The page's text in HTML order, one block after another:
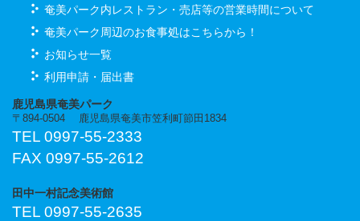
奄美パーク内レストラン・売店等の営業時間について
奄美パーク周辺のお食事処はこちらから！
お知らせ一覧
利用申請・届出書
鹿児島県奄美パーク
〒894-0504 鹿児島県奄美市笠利町節田1834
TEL 0997-55-2333
FAX 0997-55-2612
田中一村記念美術館
TEL 0997-55-2635